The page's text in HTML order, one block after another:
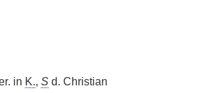
in K., Sd. Christian